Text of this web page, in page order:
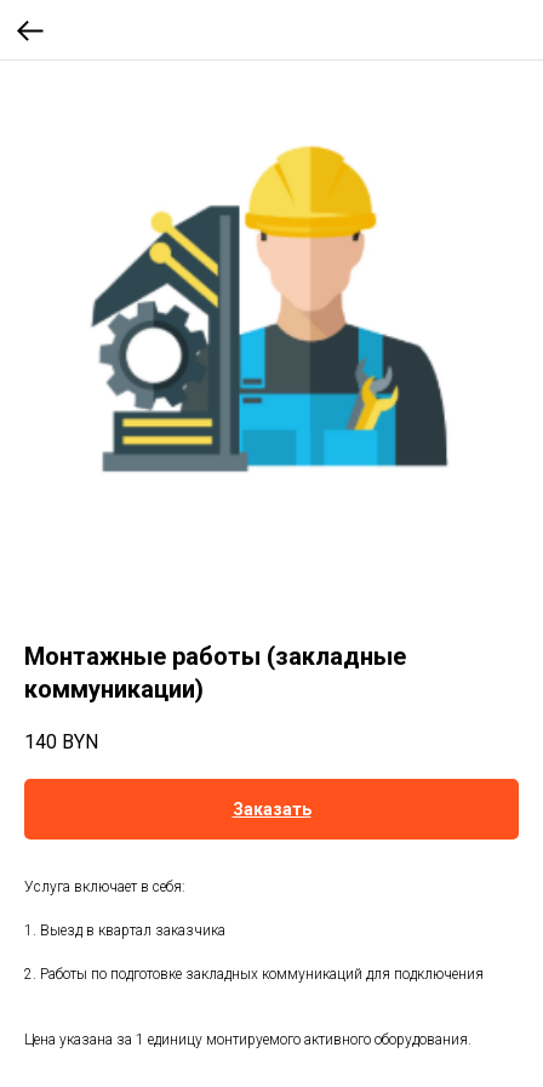
Монтажные работы (закладные
коммуникации)
140 BYN
Заказать
Услуга включает в себя:
1. Выезд в квартал заказчика
2. Работы по подготовке закладных коммуникаций для подключения
Цена указана за 1 единицу монтируемого активного оборудования.